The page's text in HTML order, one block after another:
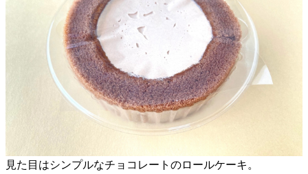
見た目はシンプルなチョコレートのロールケーキ。